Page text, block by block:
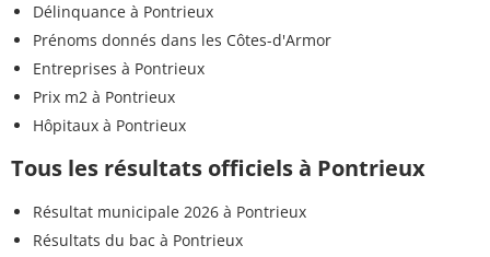
Délinquance à Pontrieux
Prénoms donnés dans les Côtes-d'Armor
Entreprises à Pontrieux
Prix m2 à Pontrieux
Hôpitaux à Pontrieux
Tous les résultats officiels à Pontrieux
Résultat municipale 2026 à Pontrieux
Résultats du bac à Pontrieux